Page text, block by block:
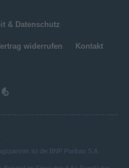
& Datenschutz
widerrufen Kontakt
ist die BNP Paribas S.A.